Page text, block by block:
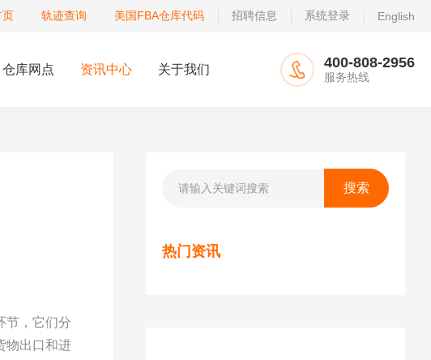
页 轨迹查询 美国FBA仓库代码 招聘信息 系统登录 English
仓库网点 资讯中心 关于我们 400-808-2956
服务热线
节，它们分
物出口和进
热门资讯